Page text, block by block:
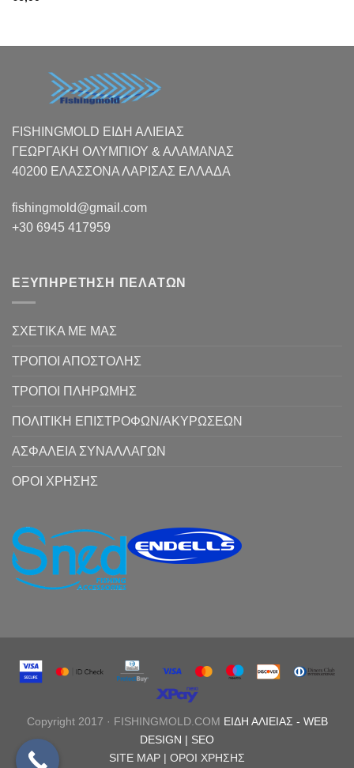
FISHINGMOLD ΕΙΔΗ ΑΛΙΕΙΑΣ
ΓΕΩΡΓΑΚΗ ΟΛΥΜΠΙΟΥ & ΑΛΑΜΑΝΑΣ
40200 ΕΛΑΣΣΟΝΑ ΛΑΡΙΣΑΣ EΛΛΑΔΑ
fishingmold@gmail.com
+30 6945 417959
ΕΞΥΠΗΡΕΤΗΣΗ ΠΕΛΑΤΩΝ
ΣΧΕΤΙΚΑ ΜΕ ΜΑΣ
ΤΡΟΠΟΙ ΑΠΟΣΤΟΛΗΣ
ΤΡΟΠΟΙ ΠΛΗΡΩΜΗΣ
ΠΟΛΙΤΙΚΗ ΕΠΙΣΤΡΟΦΩΝ/ΑΚΥΡΩΣΕΩΝ
ΑΣΦΑΛΕΙΑ ΣΥΝΑΛΛΑΓΩΝ
ΟΡΟΙ ΧΡΗΣΗΣ
Copyright 2017 · FISHINGMOLD.COM ΕΙΔΗ ΑΛΙΕΙΑΣ - WEB
DESIGN | SEO
SITE MAP | ΟΡΟΙ ΧΡΗΣΗΣ